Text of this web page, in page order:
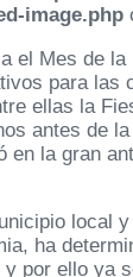
image.php
el Mes de la
para las
ellas la
antes de
en la gran
local
ha
por ello ya